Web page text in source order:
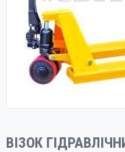
ВІЗОК